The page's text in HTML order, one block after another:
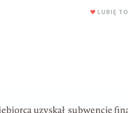
LUBIĘ TO